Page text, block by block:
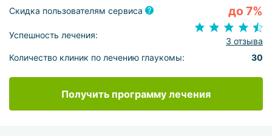
Скидка пользователям сервиса
до 7%
Успешность лечения:
3 отзыва
Количество клиник по лечению глаукомы:
30
Получить программу лечения